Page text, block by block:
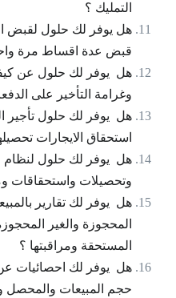
التمليك ؟
هل يوفر لك حلول لقبض
قبض عدة اقساط مرة
هل يوفر لك حلول عن
وغرامة التأخير على
هل يوفر لك حلول تأجير
استحقاق الايجارات
هل يوفر لك حلول لنظام
وتحصيلات واستحقاقات
هل يوفر لك تقارير
المحجوزة والغير
المستحقة ومراقبتها ؟
هل يوفر لك احصائيات
حجم المبيعات والمحصل